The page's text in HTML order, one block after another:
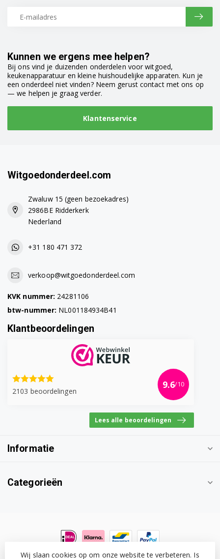
Kunnen we ergens mee helpen?
Bij ons vind je duizenden onderdelen voor witgoed,
keukenapparatuur en kleine huishoudelijke apparaten. Kun je
een onderdeel niet vinden? Neem gerust contact met ons op
— we helpen je graag verder.
Klantenservice
Witgoedonderdeel.com
Zwaluw 15 (geen bezoekadres)
2986BE Ridderkerk
Nederland
+31 180 471 372
verkoop@witgoedonderdeel.com
KVK nummer: 24281106
btw-nummer: NL001184934B41
Klantbeoordelingen
2103 beoordelingen
9.6/10
Lees alle beoordelingen
Informatie
Categorieën
© Copyright 2026 Witgoedonderdeel.com- Powered by
Wij slaan cookies op om onze website te verbeteren. Is